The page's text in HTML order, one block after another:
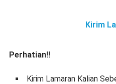
Kirim
Perhatian!!
Kirim Lamaran Kalian